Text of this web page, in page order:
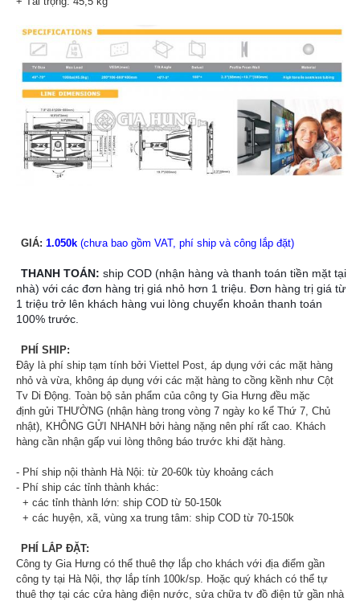
GIÁ: 1.050k (chưa bao gồm VAT, phí ship và công lắp đặt)
THANH TOÁN: ship COD (nhận hàng và thanh toán tiền mặt tại
nhà) với các đơn hàng trị giá nhỏ hơn 1 triệu. Đơn hàng trị giá từ
1 triệu trở lên khách hàng vui lòng chuyển khoản thanh toán
100% trước.
PHÍ SHIP:
Đây là phí ship tạm tính bởi Viettel Post, áp dụng với các mặt hàng
nhỏ và vừa, không áp dụng với các mặt hàng to cồng kềnh như Cột
Tv Di Động. Toàn bộ sản phẩm của công ty Gia Hưng đều mặc
định gửi THƯỜNG (nhận hàng trong vòng 7 ngày ko kể Thứ 7, Chủ
nhật), KHÔNG GỬI NHANH bởi hàng nặng nên phí rất cao. Khách
hàng cần nhận gấp vui lòng thông báo trước khi đặt hàng.
- Phí ship nội thành Hà Nội: từ 20-60k tùy khoảng cách
- Phí ship các tỉnh thành khác:
+ các tỉnh thành lớn: ship COD từ 50-150k
+ các huyện, xã, vùng xa trung tâm: ship COD từ 70-150k
PHÍ LẮP ĐẶT:
Công ty Gia Hưng có thể thuê thợ lắp cho khách với địa điểm gần
công ty tại Hà Nội, thợ lắp tính 100k/sp. Hoặc quý khách có thể tự
thuê thợ tại các cửa hàng điện nước, sửa chữa tv đồ điện tử gần nhà